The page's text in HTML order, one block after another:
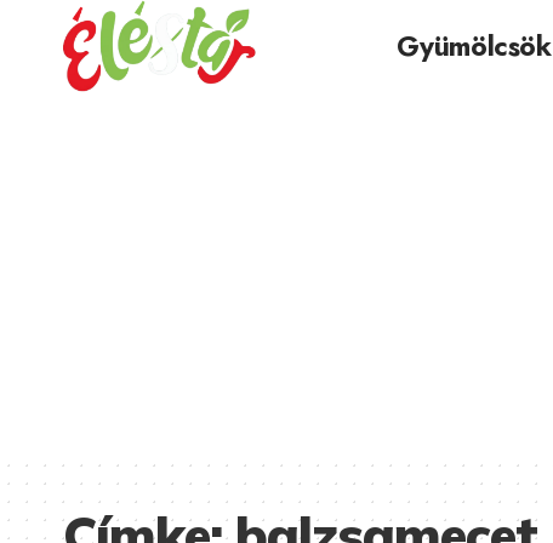
Gyümölcsök